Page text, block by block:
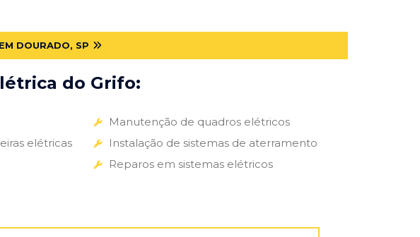
DOURADO, SP
do Grifo:
elétricas
Manutenção de quadros elétricos
Instalação de sistemas de aterramento
Reparos em sistemas elétricos